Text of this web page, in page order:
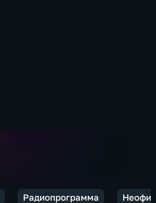
Радиопрограмма